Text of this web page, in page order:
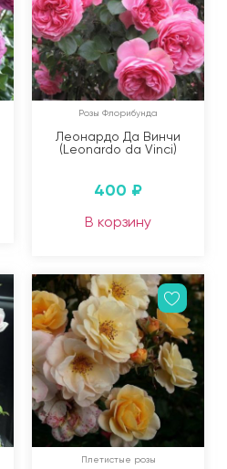
Розы Флорибунда
Леонардо Да Винчи
(Leonardo da Vinci)
400 ₽
В корзину
Плетистые розы